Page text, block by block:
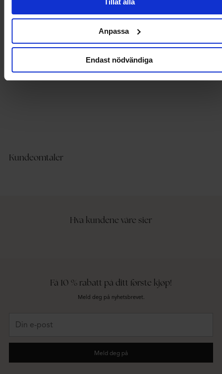
Tillåt alla
Anpassa
Endast nödvändiga
Kundeomtaler
Hva kundene våre sier
Få 10 % rabatt på ditt første kjøp!
Meld deg på nyhetsbrevet.
Meld deg på